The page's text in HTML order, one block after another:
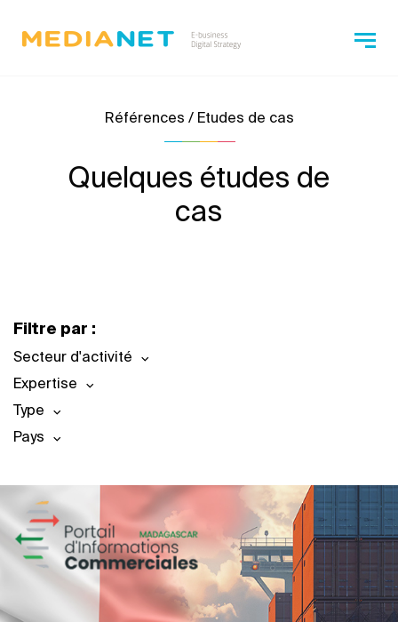
Références / Etudes de cas
Quelques études de
cas
Filtre par :
Secteur d'activité
Expertise
Type
Pays